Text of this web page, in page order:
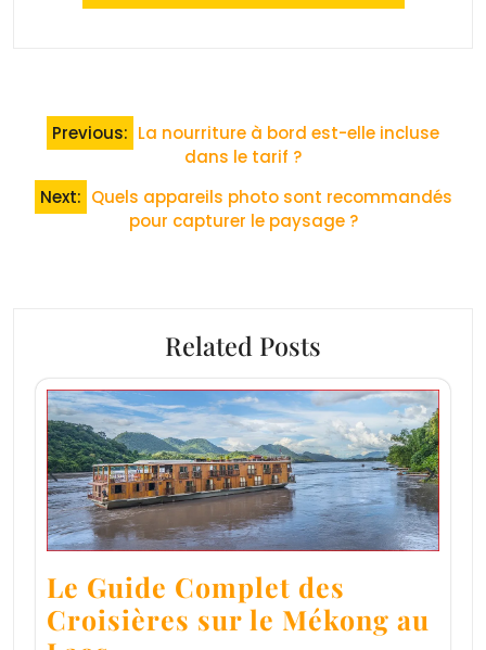
Navigation
l’article
Previous: La nourriture à bord est-elle incluse
dans le tarif ?
Next: Quels appareils photo sont recommandés
pour capturer le paysage ?
Related Posts
Le Guide Complet des
Croisières sur le Mékong au